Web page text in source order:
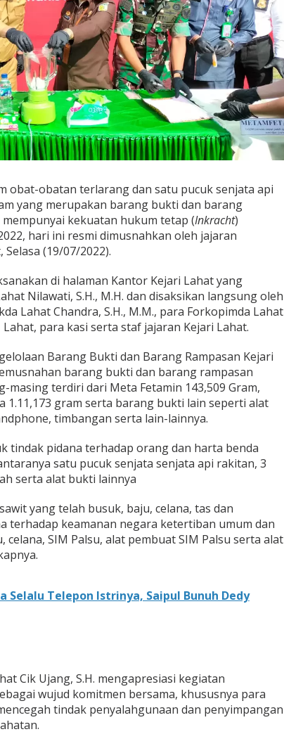
obat-obatan terlarang dan satu pucuk senjata api
yang merupakan barang bukti dan barang
kekuatan hukum tetap (Inkracht)
hari ini resmi dimusnahkan oleh jajaran
(19/07/2022).
di halaman Kantor Kejari Lahat yang
Nilawati, S.H., M.H. dan disaksikan langsung oleh
Lahat Chandra, S.H., M.M., para Forkopimda Lahat
para kasi serta staf jajaran Kejari Lahat.
Barang Bukti dan Barang Rampasan Kejari
barang bukti dan barang rampasan
masing terdiri dari Meta Fetamin 143,509 Gram,
1.11,173 gram serta barang bukti lain seperti alat
timbangan serta lain-lainnya.
tindak pidana terhadap orang dan harta benda
satu pucuk senjata senjata api rakitan, 3
serta alat bukti lainnya
yang telah busuk, baju, celana, tas dan
terhadap keamanan negara ketertiban umum dan
celana, SIM Palsu, alat pembuat SIM Palsu serta alat
Selalu Telepon Istrinya, Saipul Bunuh Dedy
Cik Ujang, S.H. mengapresiasi kegiatan
wujud komitmen bersama, khususnya para
tindak penyalahgunaan dan penyimpangan